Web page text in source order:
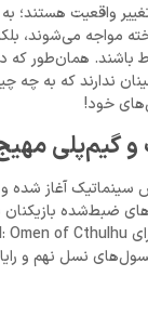
واقعیت هستند؛
مواجه می‌شوند،
همان‌طور که در
ندارند که به چه
خود!
گیم‌پلی
سینماتیک آغاز
ضبط‌شده
نسل نهم و